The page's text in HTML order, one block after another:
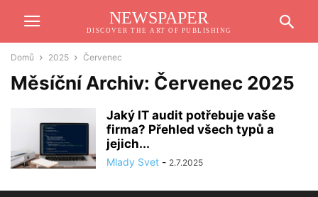
NEWSPAPER
DISCOVER THE ART OF PUBLISHING
Domů 2025 Červenec
Měsíční Archiv: Červenec 2025
Jaký IT audit potřebuje vaše
firma? Přehled všech typů a
jejich...
Mlady Svet - 2.7.2025